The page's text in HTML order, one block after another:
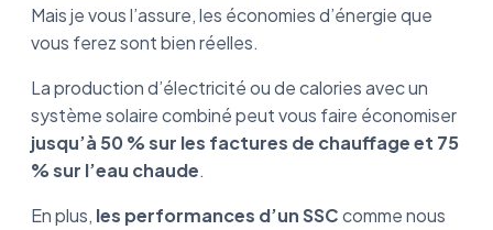
Mais je vous l’assure, les économies d’énergie que
vous ferez sont bien réelles.
La production d’électricité ou de calories avec un
système solaire combiné peut vous faire économiser
jusqu’à 50 % sur les factures de chauffage et 75
% sur l’eau chaude.
En plus, les performances d’un SSCcomme nous